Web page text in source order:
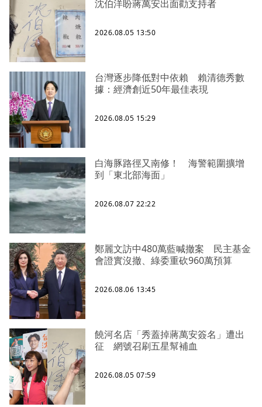
沈伯洋盼蔣萬安出面勸支持者
2026.08.05 13:50
台灣逐步降低對中依賴 賴清德秀數
據：經濟創近50年最佳表現
2026.08.05 15:29
白海豚路徑又南修！ 海警範圍擴增
到「東北部海面」
2026.08.07 22:22
鄭麗文訪中480萬藍喊撤案 民主基金
會證實沒撤、綠委重砍960萬預算
2026.08.06 13:45
饒河名店「秀蓋掉蔣萬安簽名」遭出
征 網號召刷五星幫補血
2026.08.05 07:59